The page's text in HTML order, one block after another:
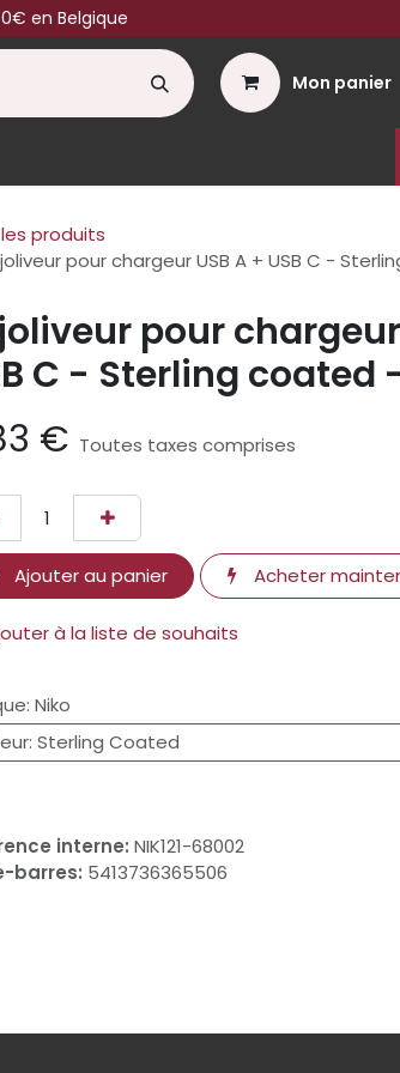
en Belgique
Mon panier
produits
pour chargeur USB A + USB C -
pour chargeur
C - Sterling coated
€ Toutes taxes comprises
Ajouter au panier Acheter
à la liste de souhaits
: Niko
: Sterling Coated
interne: NIK121-68002
barres: 5413736365506